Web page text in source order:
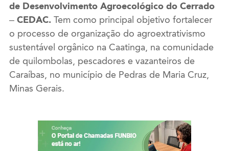
de Desenvolvimento Agroecológico do Cerrado
– CEDAC. Tem como principal objetivo fortalecer
o processo de organização do agroextrativismo
sustentável orgânico na Caatinga, na comunidade
de quilombolas, pescadores e vazanteiros de
Caraíbas, no município de Pedras de Maria Cruz,
Minas Gerais.